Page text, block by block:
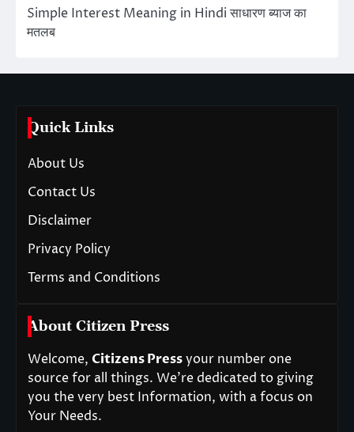
Simple Interest Meaning in Hindi साधारण ब्याज का
मतलब
Quick Links
About Us
Contact Us
Disclaimer
Privacy Policy
Terms and Conditions
About Citizen Press
Welcome, Citizens Pressyour number one
source for all things. We’re dedicated to giving
you the very best Information, with a focus on
Your Needs.